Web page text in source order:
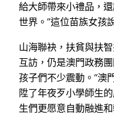
給大師帶來小禮品，
世界。”這位苗族女孩
山海聯袂，扶貧與扶
互訪，仍是澳門政務
孩子們不少震動。“澳
陞了年夜歹小學師生
生們更愿意自動融進